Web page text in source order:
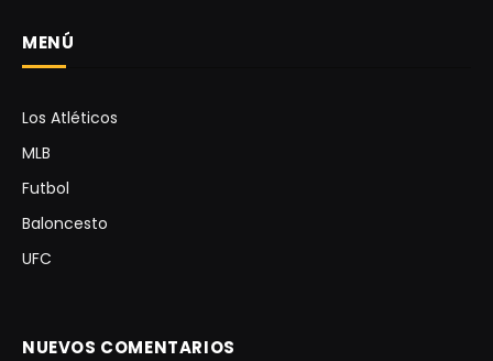
MENÚ
Los Atléticos
MLB
Futbol
Baloncesto
UFC
NUEVOS COMENTARIOS